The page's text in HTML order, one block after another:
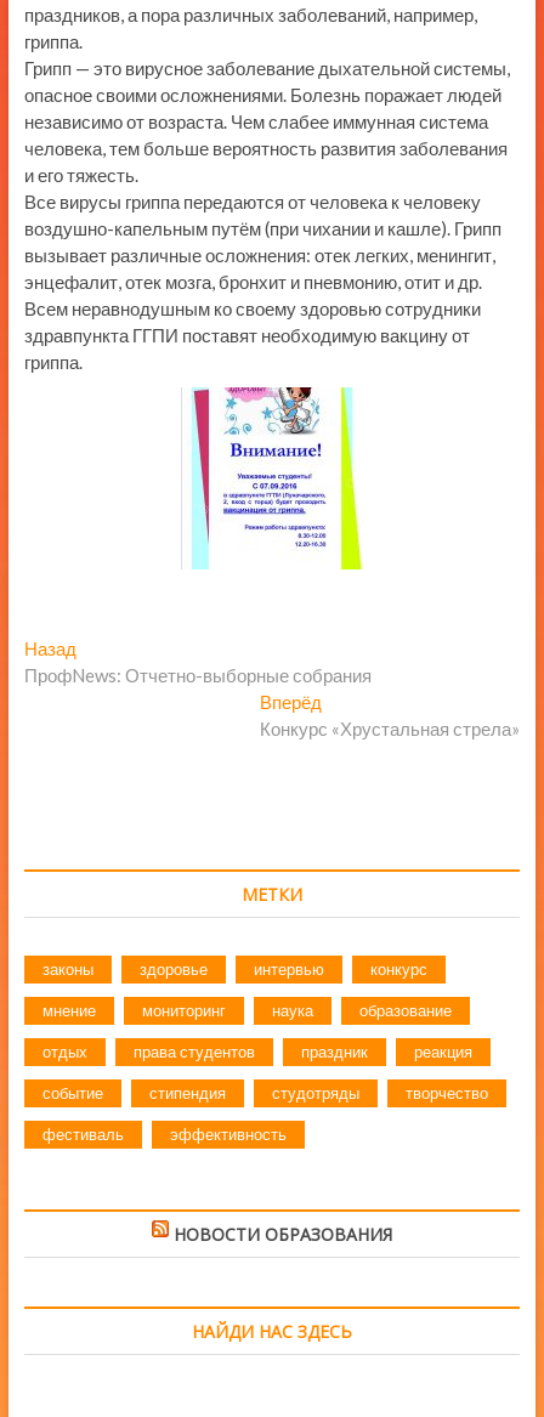
праздников, а пора различных заболеваний, например,
гриппа.
Грипп — это вирусное заболевание дыхательной системы,
опасное своими осложнениями. Болезнь поражает людей
независимо от возраста. Чем слабее иммунная система
человека, тем больше вероятность развития заболевания
и его тяжесть.
Все вирусы гриппа передаются от человека к человеку
воздушно-капельным путём (при чихании и кашле). Грипп
вызывает различные осложнения: отек легких, менингит,
энцефалит, отек мозга, бронхит и пневмонию, отит и др.
Всем неравнодушным ко своему здоровью сотрудники
здравпункта ГГПИ поставят необходимую вакцину от
гриппа.
Навигация
по
НазадПредыдущая
запись:
ПрофNews: Отчетно-выборные собрания
Вперёд
запись:
Конкурс «Хрустальная стрела»
МЕТКИ
законы здоровье интервью конкурс
мнение мониторинг наука образование
отдых права студентов праздник реакция
событие стипендия студотряды творчество
фестиваль эффективность
НОВОСТИ ОБРАЗОВАНИЯ
НАЙДИ НАС ЗДЕСЬ